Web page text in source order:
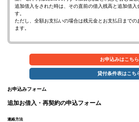
追加借入をされた時は、その直前の借入残高と追加借入
す。
ただし、全額お支払いの場合は残元金とお支払日までの
ます。
お申込みはこちら
貸付条件表はこち
お申込みフォーム
追加お借入・再契約の申込フォーム
連絡方法